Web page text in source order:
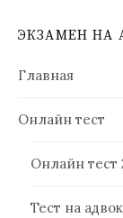
ЭКЗАМЕН НА
Главная
Онлайн тест
Онлайн тест
Тест на